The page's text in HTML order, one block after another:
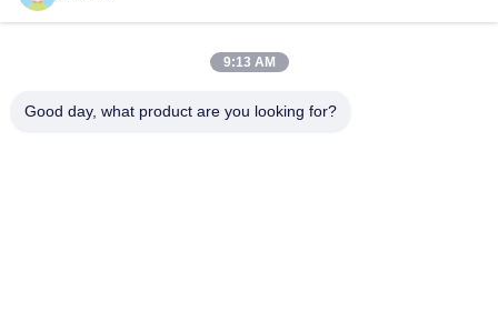
9:13 AM
Good day, what product are you looking for?